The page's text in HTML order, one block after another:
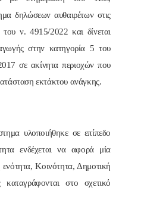
δηλώσεων αυθαιρέτων στις
του ν. 4915/2022 και δίνεται
στην κατηγορία 5 του
σε ακίνητα περιοχών που
εκτάκτου ανάγκης.
υλοποιήθηκε σε επίπεδο
ενδέχεται να αφορά μία
Κοινότητα, Δημοτική
στο σχετικό